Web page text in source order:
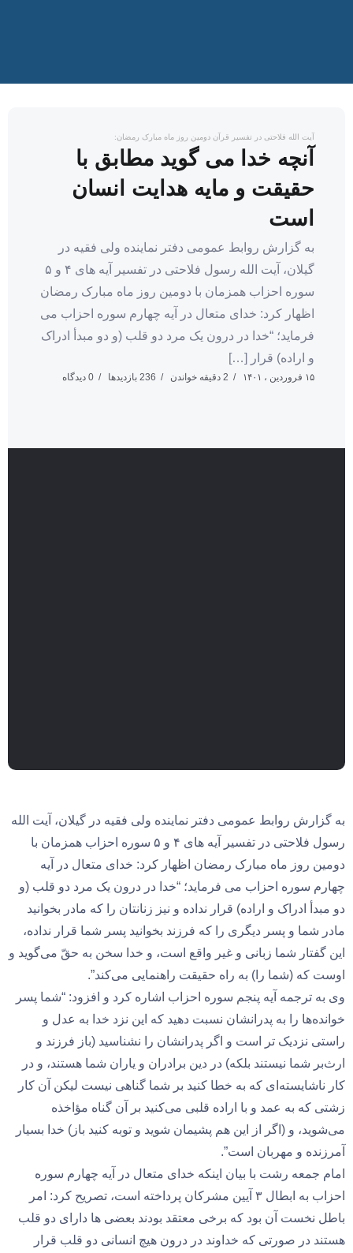
آیت الله فلاحتی در تفسیر قرآن دومین روز ماه مبارک رمضان:
آنچه خدا می گوید مطابق با
حقیقت و مایه هدایت انسان
است
به گزارش روابط عمومی دفتر نماینده ولی فقیه در
گیلان، آیت الله رسول فلاحتی در تفسیر آیه های ۴ و ۵
سوره احزاب همزمان با دومین روز ماه مبارک رمضان
اظهار کرد: خدای متعال در آیه چهارم سوره احزاب می
فرماید؛ “خدا در درون یک مرد دو قلب (و دو مبدأ ادراک
و اراده) قرار […]
۱۵ فروردین ، ۱۴۰۱ 2 دقیقه خواندن 236 بازدیدها 0 دیدگاه
به گزارش روابط عمومی دفتر نماینده ولی فقیه در گیلان، آیت الله
رسول فلاحتی در تفسیر آیه های ۴ و ۵ سوره احزاب همزمان با
دومین روز ماه مبارک رمضان اظهار کرد: خدای متعال در آیه
چهارم سوره احزاب می فرماید؛ “خدا در درون یک مرد دو قلب (و
دو مبدأ ادراک و اراده) قرار نداده و نیز زنانتان را که مادر بخوانید
مادر شما و پسر دیگری را که فرزند بخوانید پسر شما قرار نداده،
این گفتار شما زبانی و غیر واقع است، و خدا سخن به حقّ می‌گوید و
اوست که (شما را) به راه حقیقت راهنمایی می‌کند”.
وی به ترجمه آیه پنجم سوره احزاب اشاره کرد و افزود: “شما پسر
خوانده‌ها را به پدرانشان نسبت دهید که این نزد خدا به عدل و
راستی نزدیک تر است و اگر پدرانشان را نشناسید (باز فرزند و
ارث‌بر شما نیستند بلکه) در دین برادران و یاران شما هستند، و در
کار ناشایسته‌ای که به خطا کنید بر شما گناهی نیست لیکن آن کار
زشتی که به عمد و با اراده قلبی می‌کنید بر آن گناه مؤاخذه
می‌شوید، و (اگر از این هم پشیمان شوید و توبه کنید باز) خدا بسیار
آمرزنده و مهربان است”.
امام جمعه رشت با بیان اینکه خدای متعال در آیه چهارم سوره
احزاب به ابطال ۳ آیین مشرکان پرداخته است، تصریح کرد: امر
باطل نخست آن بود که برخی معتقد بودند بعضی ها دارای دو قلب
هستند در صورتی که خداوند در درون هیچ انسانی دو قلب قرار